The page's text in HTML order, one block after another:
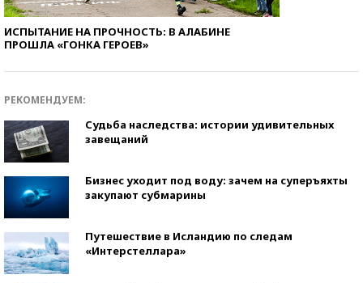
ИСПЫТАНИЕ НА ПРОЧНОСТЬ: В АЛАБИНЕ
ПРОШЛА «ГОНКА ГЕРОЕВ»
РЕКОМЕНДУЕМ:
Судьба наследства: истории удивительных
завещаний
Бизнес уходит под воду: зачем на суперъяхты
закупают субмарины
Путешествие в Исландию по следам
«Интерстеллара»